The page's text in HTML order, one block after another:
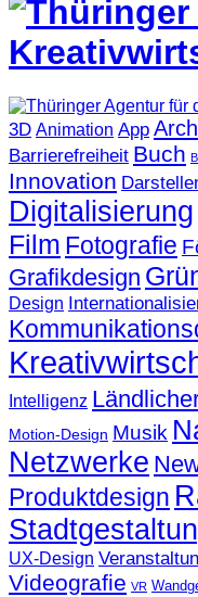
3D Animation App
Barrierefreiheit Buch
Innovation
Digitalisierung
Film Fotografie
Grafikdesign
Design
Intelligenz
Motion-Design Musik
Netzwerke
Produktdesign
UX-Design
Videografie VR